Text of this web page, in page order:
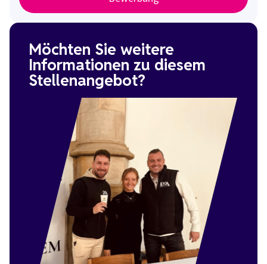
Möchten Sie weitere
Informationen zu diesem
Stellenangebot?